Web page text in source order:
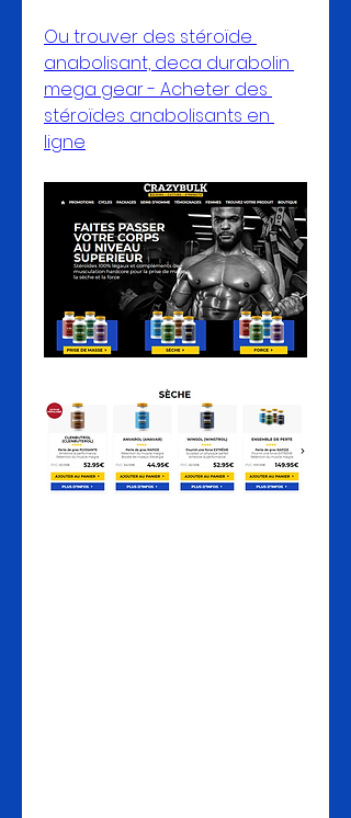
Ou trouver des stéroïde
anabolisant, deca durabolin
mega gear - Acheter des
stéroïdes anabolisants en
ligne